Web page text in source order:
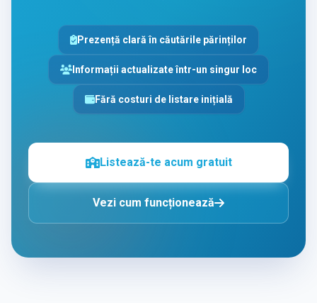
Prezență clară în căutările părinților
Informații actualizate într-un singur loc
Fără costuri de listare inițială
Listează-te acum gratuit
Vezi cum funcționează